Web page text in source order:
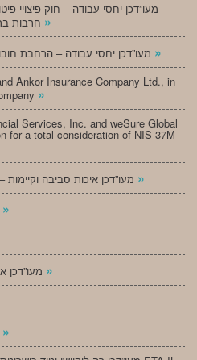
»
»
Ankor Insurance Company Ltd., in
»
Services, Inc. and weSure Global
for a total consideration of NIS 37M
»
»
»
»